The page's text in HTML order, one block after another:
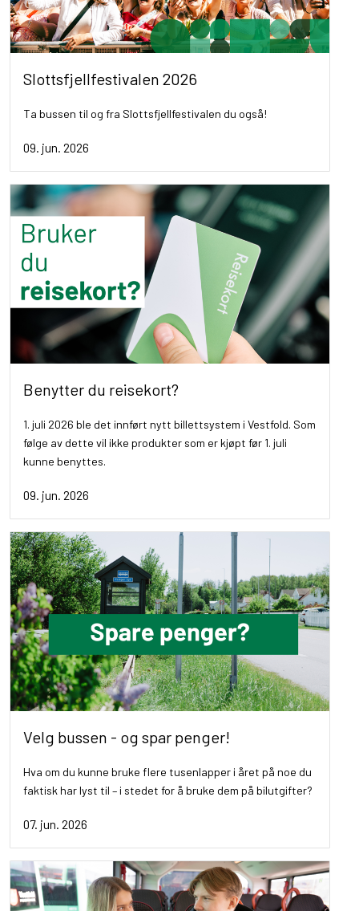
Slottsfjellfestivalen 2026
Ta bussen til og fra Slottsfjellfestivalen du også!
09. jun. 2026
Benytter du reisekort?
1. juli 2026 ble det innført nytt billettsystem i Vestfold. Som
følge av dette vil ikke produkter som er kjøpt før 1. juli
kunne benyttes.
09. jun. 2026
Velg bussen - og spar penger!
Hva om du kunne bruke flere tusenlapper i året på noe du
faktisk har lyst til – i stedet for å bruke dem på bilutgifter?
07. jun. 2026